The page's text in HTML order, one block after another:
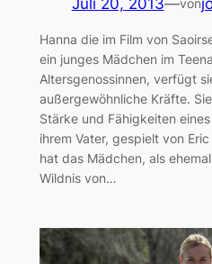
Hanna die im Film von
ein junges Mädchen im
Altersgenossinnen, verfügt
außergewöhnliche Kräfte.
Stärke und Fähigkeiten
ihrem Vater, gespielt von
hat das Mädchen, als
Wildnis von…